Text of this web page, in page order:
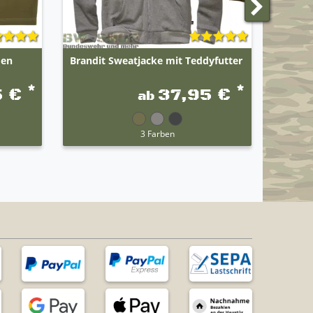
€ *
Brandit Sweatjacke mit Teddyfutter
ab 37,95 € *
3 Farben